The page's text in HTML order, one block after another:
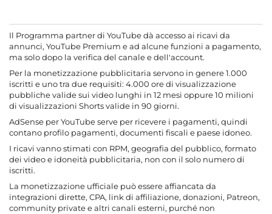
Il Programma partner di YouTube dà accesso ai ricavi da
annunci, YouTube Premium e ad alcune funzioni a pagamento,
ma solo dopo la verifica del canale e dell'account.
Per la monetizzazione pubblicitaria servono in genere 1.000
iscritti e uno tra due requisiti: 4.000 ore di visualizzazione
pubbliche valide sui video lunghi in 12 mesi oppure 10 milioni
di visualizzazioni Shorts valide in 90 giorni.
AdSense per YouTube serve per ricevere i pagamenti, quindi
contano profilo pagamenti, documenti fiscali e paese idoneo.
I ricavi vanno stimati con RPM, geografia del pubblico, formato
dei video e idoneità pubblicitaria, non con il solo numero di
iscritti.
La monetizzazione ufficiale può essere affiancata da
integrazioni dirette, CPA, link di affiliazione, donazioni, Patreon,
community private e altri canali esterni, purché non